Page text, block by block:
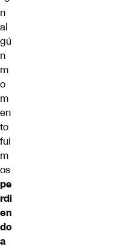
n
al
gú
n
m
o
m
en
to
fui
m
os
pe
rdi
en
do
a